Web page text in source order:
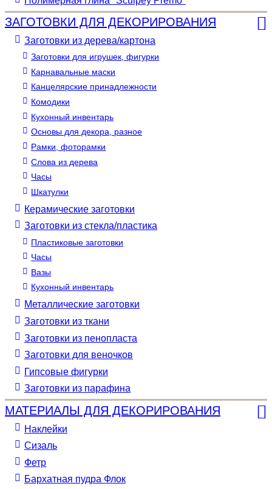
ЗАГОТОВКИ ДЛЯ ДЕКОРИРОВАНИЯ
Заготовки из дерева/картона
Заготовки для игрушек, фигурки
Карнавальные маски
Канцелярские принадлежности
Комодики
Кухонный инвентарь
Основы для декора, разное
Рамки, фоторамки
Слова из дерева
Часы
Шкатулки
Керамические заготовки
Заготовки из стекла/пластика
Пластиковые заготовки
Часы
Вазы
Кухонный инвентарь
Металлические заготовки
Заготовки из ткани
Заготовки из пенопласта
Заготовки для веночков
Гипсовые фигурки
Заготовки из парафина
МАТЕРИАЛЫ ДЛЯ ДЕКОРИРОВАНИЯ
Наклейки
Сизаль
Фетр
Бархатная пудра Флок